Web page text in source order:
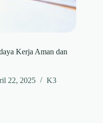
Kerja Aman dan
22, 2025 K3